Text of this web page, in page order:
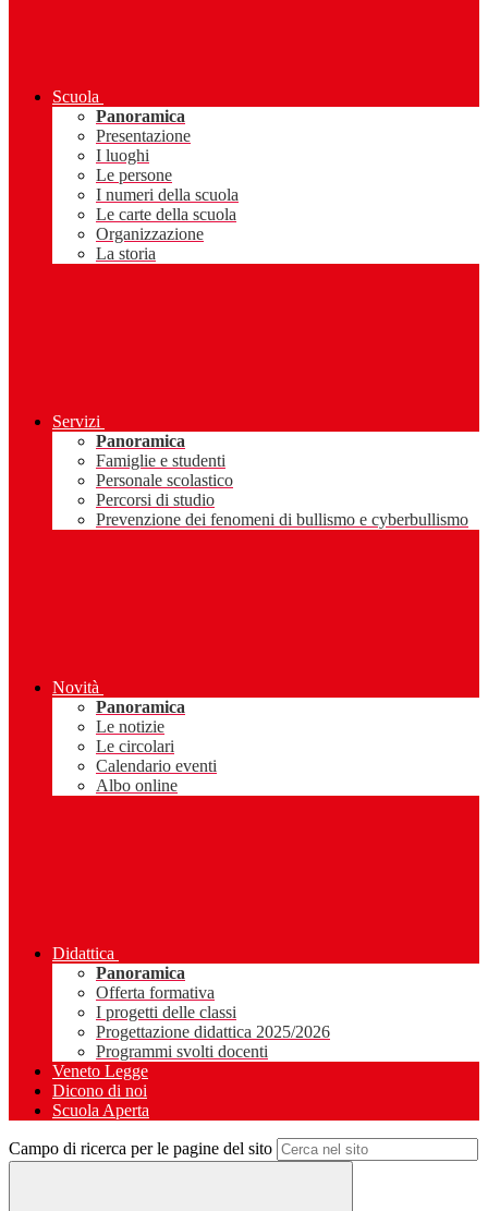
Scuola
Panoramica
Presentazione
I luoghi
Le persone
I numeri della scuola
Le carte della scuola
Organizzazione
La storia
Servizi
Panoramica
Famiglie e studenti
Personale scolastico
Percorsi di studio
Prevenzione dei fenomeni di bullismo e cyberbullismo
Novità
Panoramica
Le notizie
Le circolari
Calendario eventi
Albo online
Didattica
Panoramica
Offerta formativa
I progetti delle classi
Progettazione didattica 2025/2026
Programmi svolti docenti
Veneto Legge
Dicono di noi
Scuola Aperta
Campo di ricerca per le pagine del sito